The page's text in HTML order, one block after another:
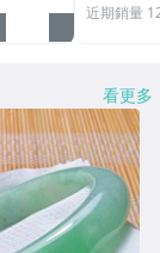
近期銷量
看更多